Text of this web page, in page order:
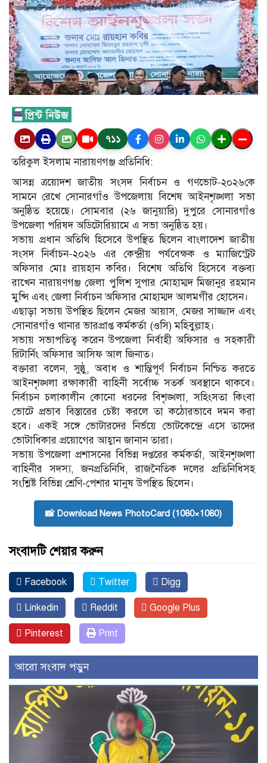
৭১১
তরিকুল ইসলাম নারায়ণগঞ্জ প্রতিনিধি:
আসন্ন ত্রয়োদশ জাতীয় সংসদ নির্বাচন ও গণভোট–২০২৬কে
সামনে রেখে সোনারগাঁও উপজেলায় বিশেষ আইনশৃঙ্খলা সভা
অনুষ্ঠিত হয়েছে। সোমবার (২৬ জানুয়ারি) দুপুরে সোনারগাঁও
উপজেলা পরিষদ অডিটোরিয়ামে এ সভা অনুষ্ঠিত হয়।
সভায় প্রধান অতিথি হিসেবে উপস্থিত ছিলেন বাংলাদেশ জাতীয়
সংসদ নির্বাচন–২০২৬ এর কেন্দ্রীয় পর্যবেক্ষক ও ম্যাজিস্ট্রেট
অফিসার মোঃ রায়হান কবির। বিশেষ অতিথি হিসেবে বক্তব্য
রাখেন নারায়ণগঞ্জ জেলা পুলিশ সুপার মোহাম্মদ মিজানুর রহমান
মুন্সি এবং জেলা নির্বাচন অফিসার মোহাম্মদ আলমগীর হোসেন।
এছাড়া সভায় উপস্থিত ছিলেন মেজর আয়াস, মেজর সাজ্জাদ এবং
সোনারগাঁও থানার ভারপ্রাপ্ত কর্মকর্তা (ওসি) মহিবুল্লাহ।
সভায় সভাপতিত্ব করেন উপজেলা নির্বাহী অফিসার ও সহকারী
রিটার্নিং অফিসার আসিফ আল জিনাত।
বক্তারা বলেন, সুষ্ঠু, অবাধ ও শান্তিপূর্ণ নির্বাচন নিশ্চিত করতে
আইনশৃঙ্খলা রক্ষাকারী বাহিনী সর্বোচ্চ সতর্ক অবস্থানে থাকবে।
নির্বাচন চলাকালীন কোনো ধরনের বিশৃঙ্খলা, সহিংসতা কিংবা
ভোটে প্রভাব বিস্তারের চেষ্টা করলে তা কঠোরভাবে দমন করা
হবে। একই সঙ্গে ভোটারদের নির্ভয়ে ভোটকেন্দ্রে এসে তাদের
ভোটাধিকার প্রয়োগের আহ্বান জানান তারা।
সভায় উপজেলা প্রশাসনের বিভিন্ন দপ্তরের কর্মকর্তা, আইনশৃঙ্খলা
বাহিনীর সদস্য, জনপ্রতিনিধি, রাজনৈতিক দলের প্রতিনিধিসহ
সংশ্লিষ্ট বিভিন্ন শ্রেণি-পেশার মানুষ উপস্থিত ছিলেন।
📸 Download News PhotoCard (1080×1080)
সংবাদটি শেয়ার করুন
Facebook Twitter Digg
Linkedin Reddit Google Plus
Pinterest Print
আরো সংবাদ পড়ুন